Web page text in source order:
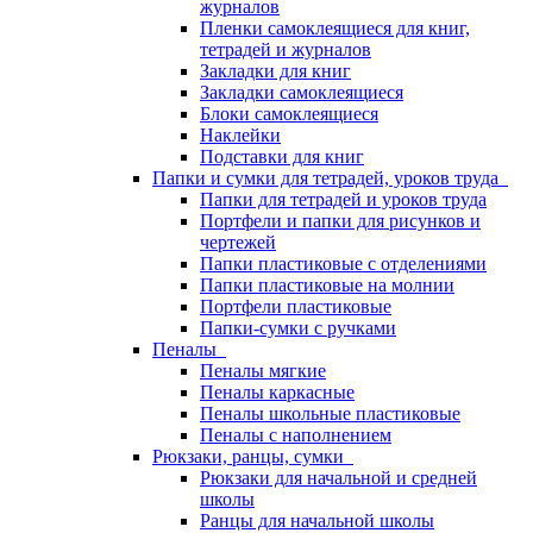
журналов
Пленки самоклеящиеся для книг,
тетрадей и журналов
Закладки для книг
Закладки самоклеящиеся
Блоки самоклеящиеся
Наклейки
Подставки для книг
Папки и сумки для тетрадей, уроков труда
Папки для тетрадей и уроков труда
Портфели и папки для рисунков и
чертежей
Папки пластиковые с отделениями
Папки пластиковые на молнии
Портфели пластиковые
Папки-сумки с ручками
Пеналы
Пеналы мягкие
Пеналы каркасные
Пеналы школьные пластиковые
Пеналы с наполнением
Рюкзаки, ранцы, сумки
Рюкзаки для начальной и средней
школы
Ранцы для начальной школы